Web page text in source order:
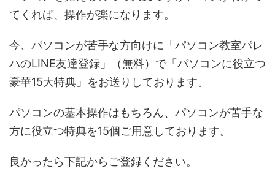
てくれば、操作が楽になります。
今、パソコンが苦手な方向けに「パソコン教室パレ
ハのLINE友達登録」（無料）で「パソコンに役立つ
豪華15大特典」をお送りしております。
パソコンの基本操作はもちろん、パソコンが苦手な
方に役立つ特典を15個ご用意しております。
良かったら下記からご登録ください。